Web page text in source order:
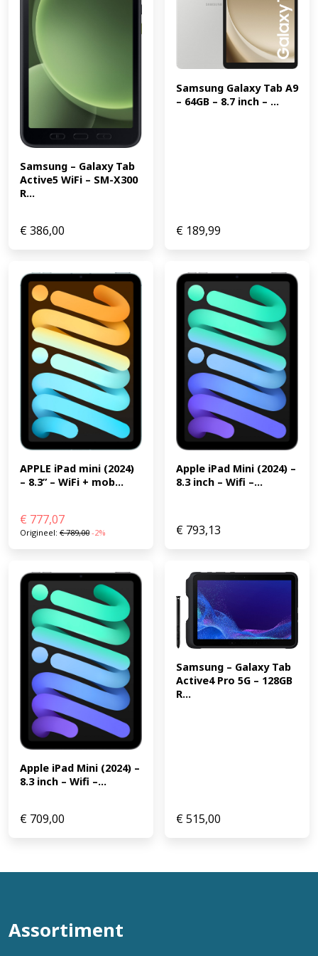
tekenplezier nog langer duurt. Ideaal om de fantasie te
prikkelen! Compatibel met de KIDYDRAW-MINI.
Kenmerken 60 extra kaarten compatibel met de
KIDYDRAW-MINI Thema: Galaxy & Dinosaurussen (EAN:
5415188861001)
Samsung – Galaxy Tab
Active5 WiFi – SM-X300
R...
€386,00
Samsung Galaxy Tab A9
– 64GB – 8.7 inch – ...
€ 189,99
APPLE iPad mini (2024)
– 8.3” – WiFi + mob...
€ 777,07
Origineel: €789,00 -2%
Apple iPad Mini (2024) –
8.3 inch – Wifi –...
€ 793,13
Apple iPad Mini (2024) –
8.3 inch – Wifi –...
€ 709,00
Samsung – Galaxy Tab
Active4 Pro 5G – 128GB
R...
€515,00
Assortiment